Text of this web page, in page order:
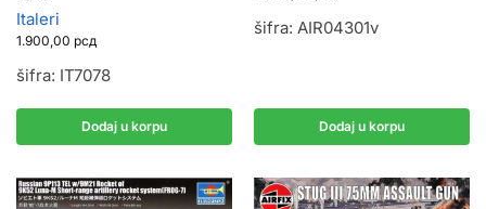
Italeri
1.900,00 рсд
šifra: IT7078
Dodaj u korpu
šifra: AIR04301v
Dodaj u korpu